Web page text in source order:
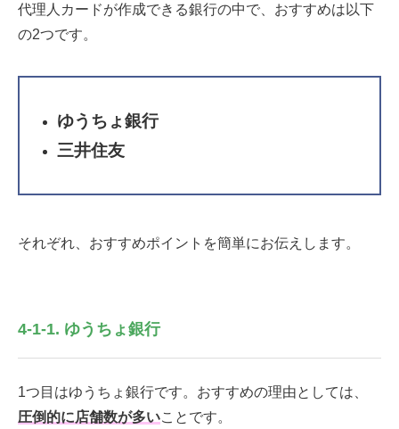
代理人カードが作成できる銀行の中で、おすすめは以下
の2つです。
ゆうちょ銀行
三井住友
それぞれ、おすすめポイントを簡単にお伝えします。
4-1-1. ゆうちょ銀行
1つ目はゆうちょ銀行です。 おすすめの理由としては、
圧倒的に店舗数が多いことです。